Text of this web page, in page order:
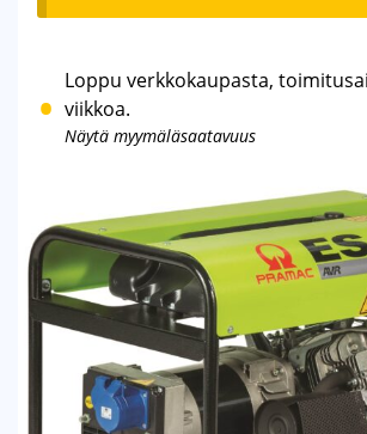
Loppu verkkokaupasta,
viikkoa.
Näytä myymäläsaatavuus